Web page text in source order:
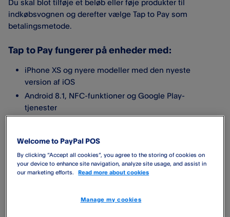
Du skal blot tilføje et beløb eller føje produkter til
indkøbsvognen og derefter vælge Tap to Pay som
betalingsmetode.
Tap to Pay fungerer på enheder med:
iPhone XS og nyere modeller med den nyeste
version af iOS
Android 8.1, NFC-funktioner og Google Play-
tjenester
Sådan accepterer du betalinger
med Tap to Pay på iPhone
to Pay på iPhone understøttes af iPhone XS eller nyere
Welcome to PayPal POS
By clicking “Accept all cookies”, you agree to the storing of cookies on
your device to enhance site navigation, analyze site usage, and assist in
our marketing efforts.
Read more about cookies
Manage my cookies